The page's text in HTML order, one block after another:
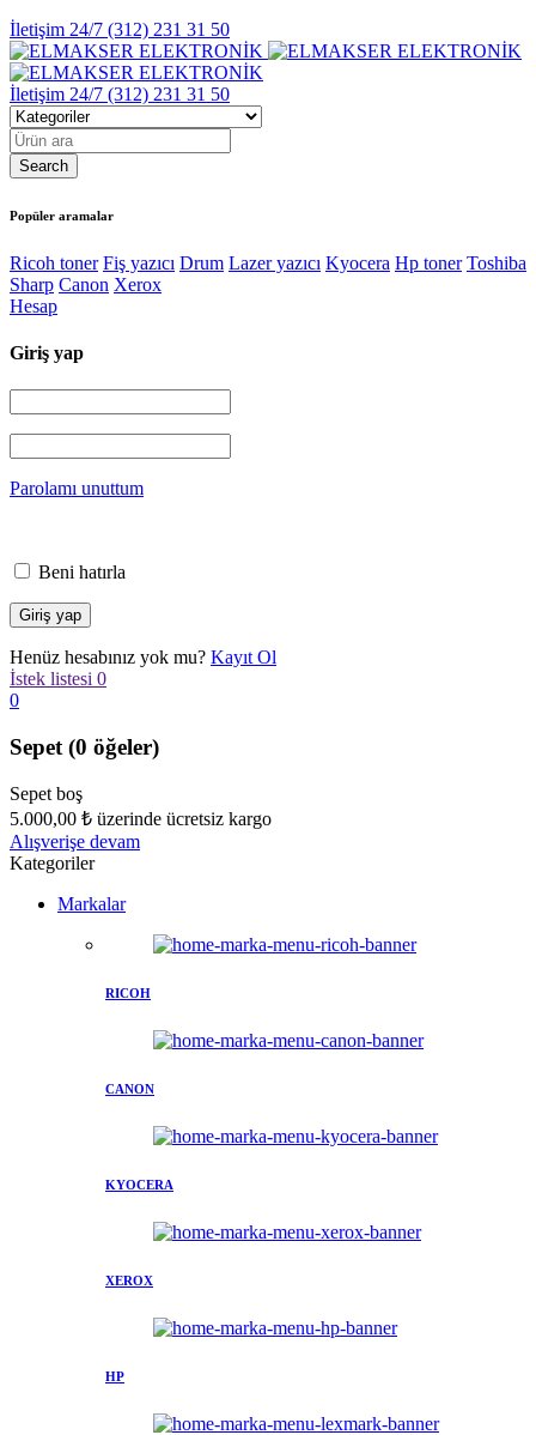
İletişim 24/7 (312) 231 31 50
İletişim 24/7 (312) 231 31 50
Popüler aramalar
Ricoh toner Fiş yazıcı Drum Lazer yazıcı Kyocera Hp toner Toshiba
Sharp Canon Xerox
Hesap
Giriş yap
Parolamı unuttum
Beni hatırla
Henüz hesabınız yok mu? Kayıt Ol
İstek listesi 0
0
Sepet (0 öğeler)
Sepet boş
5.000,00 ₺ üzerinde ücretsiz kargo
Alışverişe devam
Kategoriler
Markalar
RICOH
CANON
KYOCERA
XEROX
HP